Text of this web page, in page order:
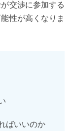
交渉に参加する
性が高くなりま
ばいいのか